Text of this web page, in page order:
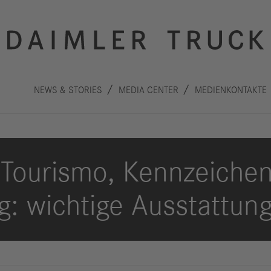
NEWS & STORIES MEDIA CENTER MEDIENKONTAKTE
Innovation Nachhaltigkeit
wichtige